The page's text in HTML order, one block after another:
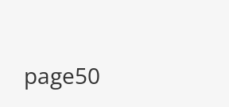
page50